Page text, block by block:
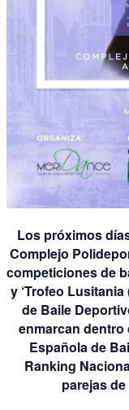
Los próximos
Complejo
competiciones de
y ‘Trofeo
de Baile
enmarcan dentro
Española de
Ranking
parejas